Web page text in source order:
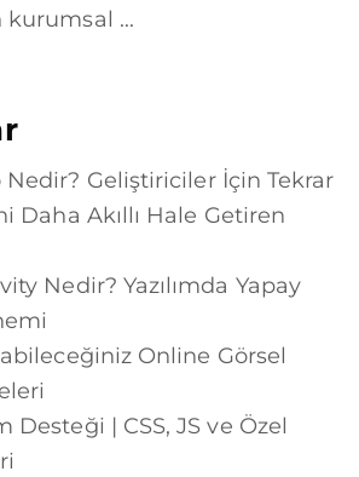
kurumsal ...
Geliştiriciler İçin Tekrar
Daha Akıllı Hale Getiren
Nedir? Yazılımda Yapay
Online Görsel
Desteği | CSS, JS ve Özel